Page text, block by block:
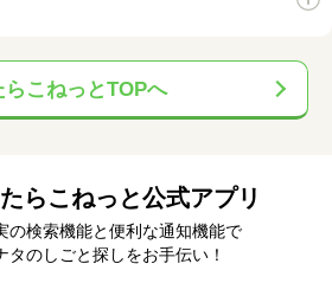
らこねっとTOPへ
らこねっと公式アプリ
の検索機能と便利な通知機能で
タのしごと探しをお手伝い！